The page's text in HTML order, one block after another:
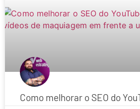
Como melhorar o SEO do